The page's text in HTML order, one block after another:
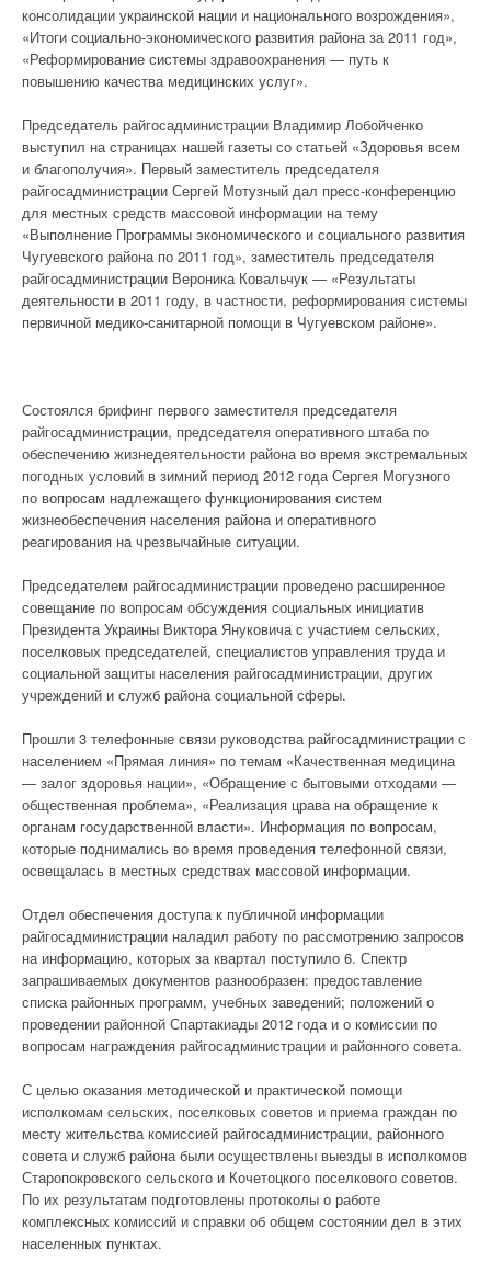
консолидации украинской нации и национального возрождения»,
«Итоги социально-экономического развития района за 2011 год»,
«Реформирование системы здравоохранения — путь к
повышению качества медицинских услуг».
Председатель райгосадминистрации Владимир Лобойченко
выступил на страницах нашей газеты со статьей «Здоровья всем
и благополучия». Первый заместитель председателя
райгосадминистрации Сергей Мотузный дал пресс-конференцию
для местных средств массовой информации на тему
«Выполнение Программы экономического и социального развития
Чугуевского района по 2011 год», заместитель председателя
райгосадминистрации Вероника Ковальчук — «Результаты
деятельности в 2011 году, в частности, реформирования системы
первичной медико-санитарной помощи в Чугуевском районе».
Состоялся брифинг первого заместителя председателя
райгосадминистрации, председателя оперативного штаба по
обеспечению жизнедеятельности района во время экстремальных
погодных условий в зимний период 2012 года Сергея Могузного
по вопросам надлежащего функционирования систем
жизнеобеспечения населения района и оперативного
реагирования на чрезвычайные ситуации.
Председателем райгосадминистрации проведено расширенное
совещание по вопросам обсуждения социальных инициатив
Президента Украины Виктора Януковича с участием сельских,
поселковых председателей, специалистов управления труда и
социальной защиты населения райгосадминистрации, других
учреждений и служб района социальной сферы.
Прошли 3 телефонные связи руководства райгосадминистрации с
населением «Прямая линия» по темам «Качественная медицина
— залог здоровья нации», «Обращение с бытовыми отходами —
общественная проблема», «Реализация црава на обращение к
органам государственной власти». Информация по вопросам,
которые поднимались во время проведения телефонной связи,
освещалась в местных средствах массовой информации.
Отдел обеспечения доступа к публичной информации
райгосадминистрации наладил работу по рассмотрению запросов
на информацию, которых за квартал поступило 6. Спектр
запрашиваемых документов разнообразен: предоставление
списка районных программ, учебных заведений; положений о
проведении районной Спартакиады 2012 года и о комиссии по
вопросам награждения райгосадминистрации и районного совета.
С целью оказания методической и практической помощи
исполкомам сельских, поселковых советов и приема граждан по
месту жительства комиссией райгосадминистрации, районного
совета и служб района были осуществлены выезды в исполкомов
Старопокровского сельского и Кочетоцкого поселкового советов.
По их результатам подготовлены протоколы о работе
комплексных комиссий и справки об общем состоянии дел в этих
населенных пунктах.